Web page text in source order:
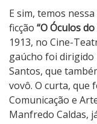
E sim, temos
ficção “O Óculos
1913, no Cine-
gaúcho foi
Santos, que
vovô. O curta, que
Comunicação e
Manfredo Caldas,